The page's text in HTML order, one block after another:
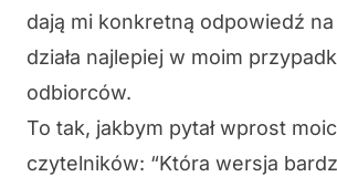
dają mi konkretną odpowiedź
działa najlepiej w moim
odbiorców.
To tak, jakbym pytał wprost
czytelników: “Która wersja